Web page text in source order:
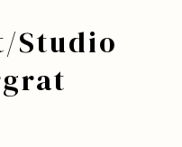
Studio